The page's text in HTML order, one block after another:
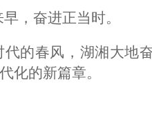
，奋进正当时。
代的春风，湖湘大地
化的新篇章。